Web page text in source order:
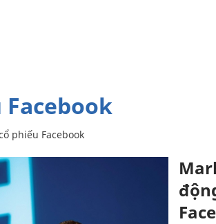
Facebook
phiếu Facebook